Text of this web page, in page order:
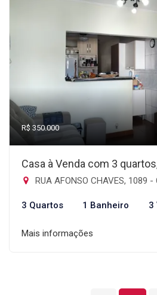
R$ 350.000
Casa à Venda com 3
RUA AFONSO CHAVES, 1089 -
3 Quartos 1 Banheiro 3
Mais informações